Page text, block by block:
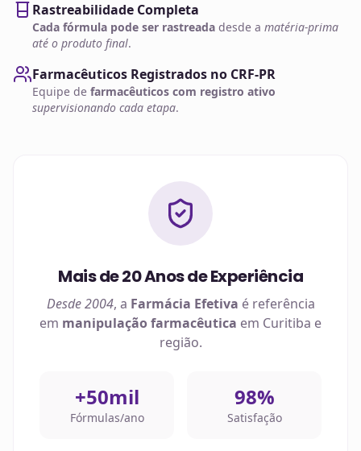
Rastreabilidade Completa
Cada fórmula pode ser rastreada desde a matéria-prima
até o produto final.
Farmacêuticos Registrados no CRF-PR
Equipe de farmacêuticos com registro ativo
supervisionando cada etapa.
Mais de 20 Anos de Experiência
Desde 2004, a Farmácia Efetiva é referência
em manipulação farmacêutica em Curitiba e
região.
+50mil
Fórmulas/ano
98%
Satisfação